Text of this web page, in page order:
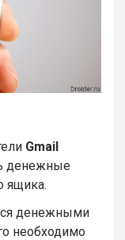
Gmail
денежные
ящика.
денежными
необходимо